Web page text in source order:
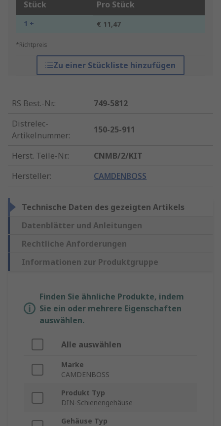
Stück Pro Stück
1 + € 11,47
*Richtpreis
Zu einer Stückliste hinzufügen
RS Best.-Nr.:
749-5812
Distrelec-
Artikelnummer:
150-25-911
Herst. Teile-Nr.:
CNMB/2/KIT
Hersteller: CAMDENBOSS
Technische Daten des gezeigten Artikels
Datenblätter und Anleitungen
Rechtliche Anforderungen
Informationen zur Produktgruppe
Finden Sie ähnliche Produkte, indem
Sie ein oder mehrere Eigenschaften
auswählen.
Alle auswählen
Marke
CAMDENBOSS
Produkt Typ
DIN-Schienengehäuse
Gehäuse Typ